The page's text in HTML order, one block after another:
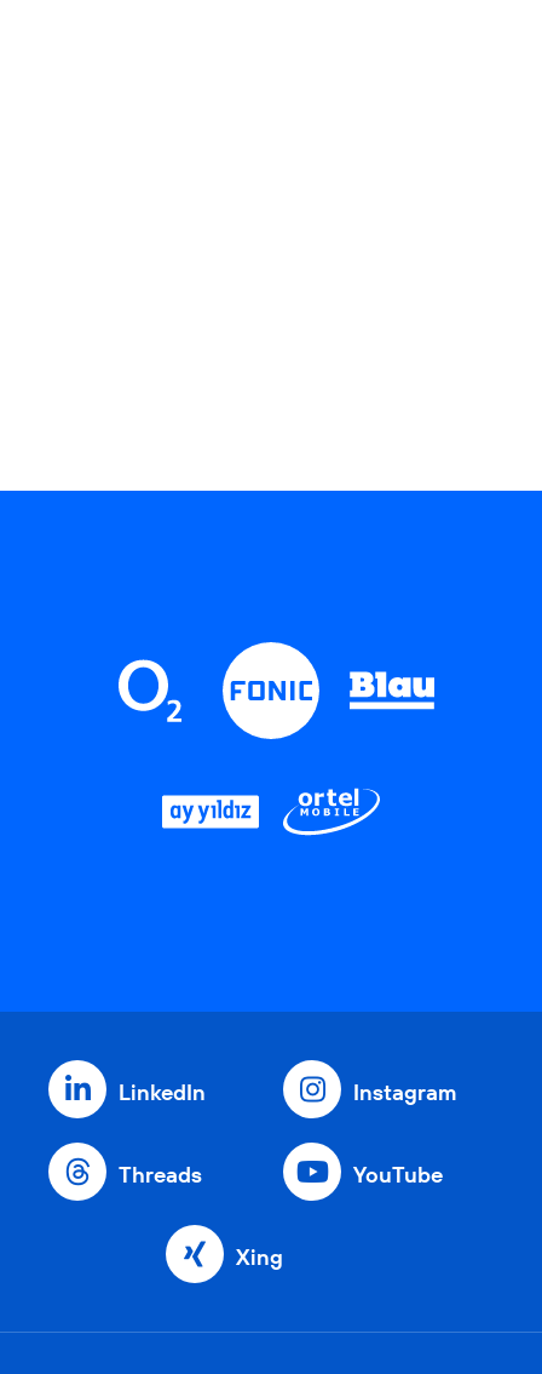
LinkedIn Instagram
Threads YouTube
Xing